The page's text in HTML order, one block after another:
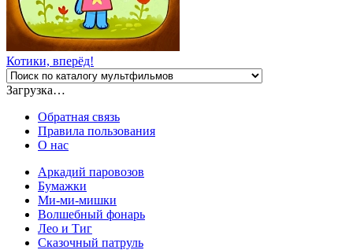
Котики, вперёд!
Загрузка…
Обратная связь
Правила пользования
О нас
Аркадий паровозов
Бумажки
Ми-ми-мишки
Волшебный фонарь
Лео и Тиг
Сказочный патруль